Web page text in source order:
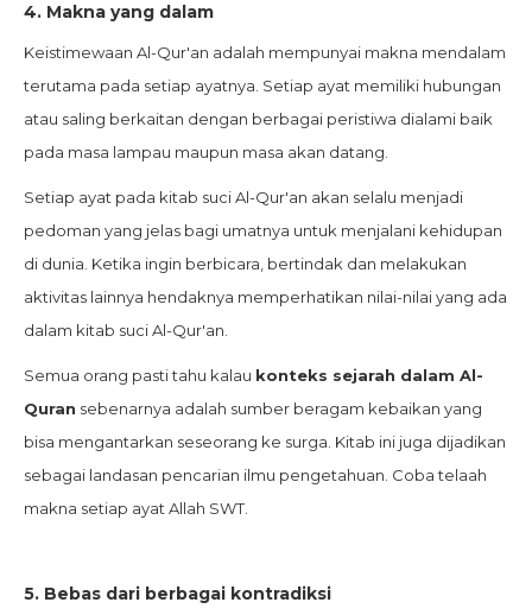
4. Makna yang dalam
Keistimewaan Al-Qur'an adalah mempunyai makna mendalam
terutama pada setiap ayatnya. Setiap ayat memiliki hubungan
atau saling berkaitan dengan berbagai peristiwa dialami baik
pada masa lampau maupun masa akan datang.
Setiap ayat pada kitab suci Al-Qur'an akan selalu menjadi
pedoman yang jelas bagi umatnya untuk menjalani kehidupan
di dunia. Ketika ingin berbicara, bertindak dan melakukan
aktivitas lainnya hendaknya memperhatikan nilai-nilai yang ada
dalam kitab suci Al-Qur'an.
Semua orang pasti tahu kalau konteks sejarah dalam Al-
Quran sebenarnya adalah sumber beragam kebaikan yang
bisa mengantarkan seseorang ke surga. Kitab ini juga dijadikan
sebagai landasan pencarian ilmu pengetahuan. Coba telaah
makna setiap ayat Allah SWT.
5. Bebas dari berbagai kontradiksi